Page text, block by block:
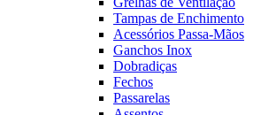
Tampas de Enchimento
Acessórios Passa-Mãos
Ganchos Inox
Dobradiças
Fechos
Passarelas